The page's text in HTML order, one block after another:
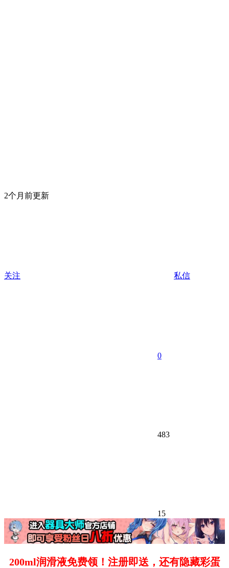
2个月前更新
关注 私信
0
483
15
200ml润滑液免费领！注册即送，还有隐藏彩蛋